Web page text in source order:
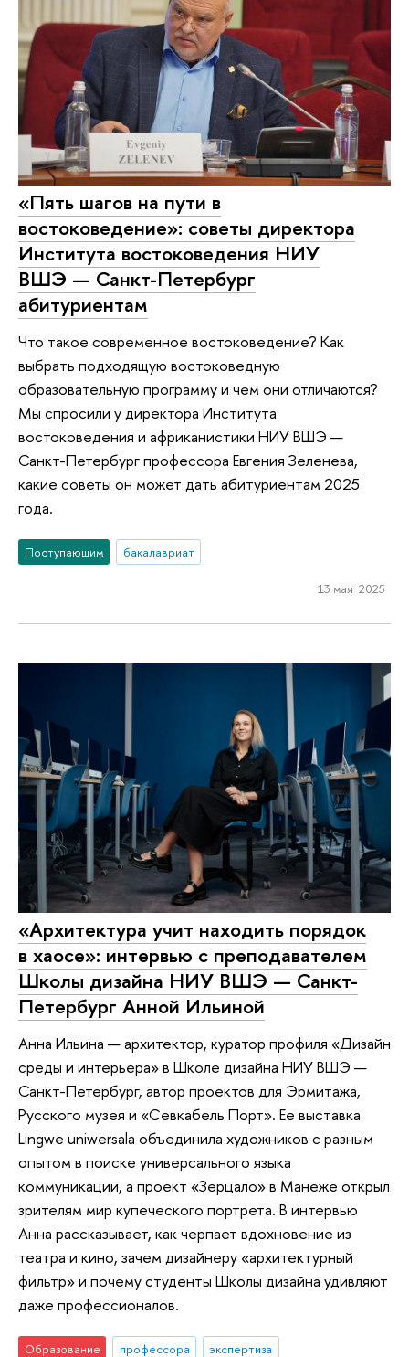
«Пять шагов на пути в
востоковедение»: советы директора
Института востоковедения НИУ
ВШЭ — Санкт-Петербург
абитуриентам
Что такое современное востоковедение? Как
выбрать подходящую востоковедную
образовательную программу и чем они отличаются?
Мы спросили у директора Института
востоковедения и африканистики НИУ ВШЭ —
Санкт-Петербург профессора Евгения Зеленева,
какие советы он может дать абитуриентам 2025
года.
Поступающим бакалавриат
13 мая 2025
«Архитектура учит находить порядок
в хаосе»: интервью с преподавателем
Школы дизайна НИУ ВШЭ — Санкт-
Петербург Анной Ильиной
Анна Ильина — архитектор, куратор профиля «Дизайн
среды и интерьера» в Школе дизайна НИУ ВШЭ —
Санкт-Петербург, автор проектов для Эрмитажа,
Русского музея и «Севкабель Порт». Ее выставка
Lingwe uniwersala объединила художников с разным
опытом в поиске универсального языка
коммуникации, а проект «Зерцало» в Манеже открыл
зрителям мир купеческого портрета. В интервью
Анна рассказывает, как черпает вдохновение из
театра и кино, зачем дизайнеру «архитектурный
фильтр» и почему студенты Школы дизайна удивляют
даже профессионалов.
Образование профессора экспертиза